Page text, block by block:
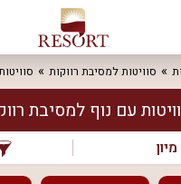
סוויטות למסיבת רווקות
עם נוף למסיבת
מיון